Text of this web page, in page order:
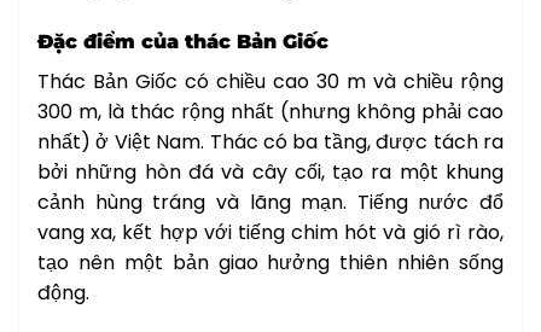
Đặc điểm của thác Bản Giốc
Thác Bản Giốc có chiều cao 30 m và chiều rộng
300 m, là thác rộng nhất (nhưng không phải cao
nhất) ở Việt Nam. Thác có ba tầng, được tách ra
bởi những hòn đá và cây cối, tạo ra một khung
cảnh hùng tráng và lãng mạn. Tiếng nước đổ
vang xa, kết hợp với tiếng chim hót và gió rì rào,
tạo nên một bản giao hưởng thiên nhiên sống
động.